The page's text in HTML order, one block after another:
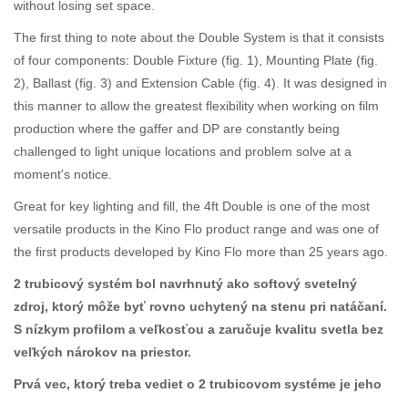
without losing set space.
The first thing to note about the Double System is that it consists
of four components: Double Fixture (fig. 1), Mounting Plate (fig.
2), Ballast (fig. 3) and Extension Cable (fig. 4). It was designed in
this manner to allow the greatest flexibility when working on film
production where the gaffer and DP are constantly being
challenged to light unique locations and problem solve at a
moment's notice.
Great for key lighting and fill, the 4ft Double is one of the most
versatile products in the Kino Flo product range and was one of
the first products developed by Kino Flo more than 25 years ago.
2 trubicový systém bol navrhnutý ako softový svetelný
zdroj, ktorý môže byť rovno uchytený na stenu pri natáčaní.
S nízkym profilom a veľkosťou a zaručuje kvalitu svetla bez
veľkých nárokov na priestor.
Prvá vec, ktorý treba vediet o 2 trubicovom systéme je jeho